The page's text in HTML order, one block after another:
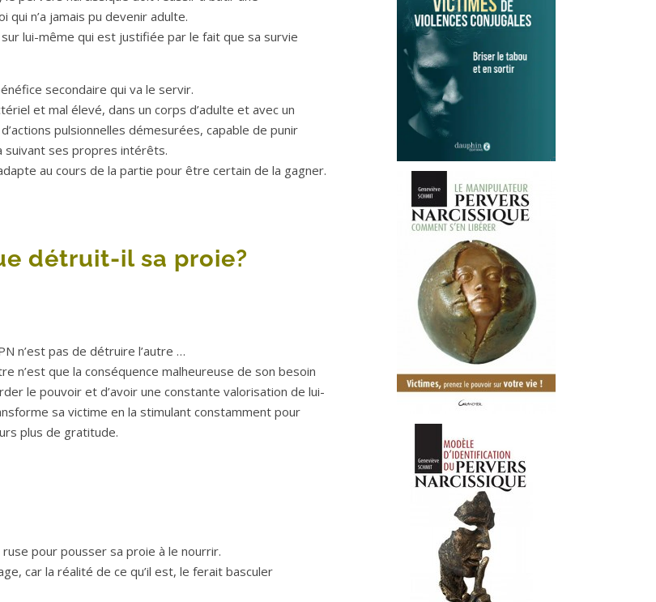
n’a jamais pu devenir adulte.
lui-même qui est justifiée par le fait que sa survie
secondaire qui va le servir.
et mal élevé, dans un corps d’adulte et avec un
pulsionnelles démesurées, capable de punir
suivant ses propres intérêts.
au cours de la partie pour être certain de la gagner.
détruit-il sa proie?
n’est pas de détruire l’autre …
n’est que la conséquence malheureuse de son besoin
le pouvoir et d’avoir une constante valorisation de lui-
sa victime en la stimulant constamment pour
plus de gratitude.
pour pousser sa proie à le nourrir.
car la réalité de ce qu’il est, le ferait basculer